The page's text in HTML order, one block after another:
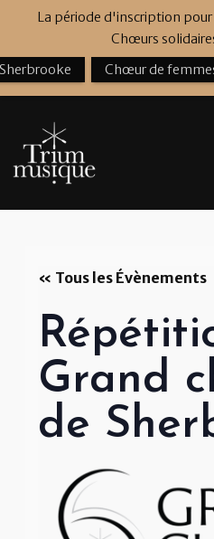
contenu
« Tous les Évènements
Grand
de
La période d'inscription
Chœurs
Chœur de